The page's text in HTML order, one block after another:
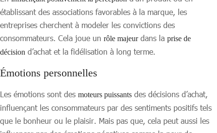
établissant des associations favorables à la marque, les
entreprises cherchent à modeler les convictions des
consommateurs. Cela joue un rôle majeurdans la prise de
décision d’achat et la fidélisation à long terme.
Émotions personnelles
Les émotions sont des moteurs puissants des décisions d’achat,
influençant les consommateurs par des sentiments positifs tels
que le bonheur ou le plaisir. Mais pas que, cela peut aussi les